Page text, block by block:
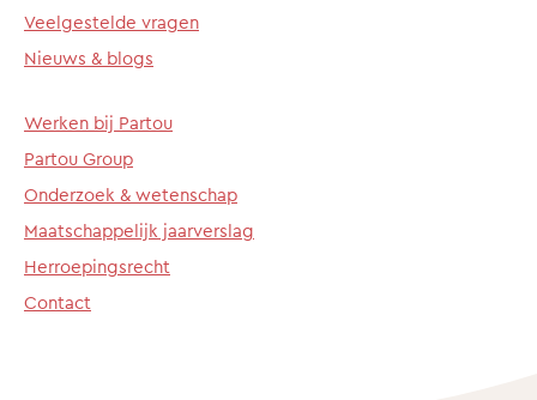
Veelgestelde vragen
Nieuws & blogs
Werken bij Partou
Partou Group
Onderzoek & wetenschap
Maatschappelijk jaarverslag
Herroepingsrecht
Contact